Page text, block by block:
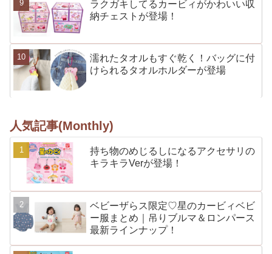
ラクガキしてるカービィがかわいい収
納チェストが登場！
濡れたタオルもすぐ乾く！バッグに付
けられるタオルホルダーが登場
人気記事(Monthly)
持ち物のめじるしになるアクセサリの
キラキラVerが登場！
ベビーザらス限定♡星のカービィベビ
ー服まとめ｜吊りブルマ＆ロンパース
最新ラインナップ！